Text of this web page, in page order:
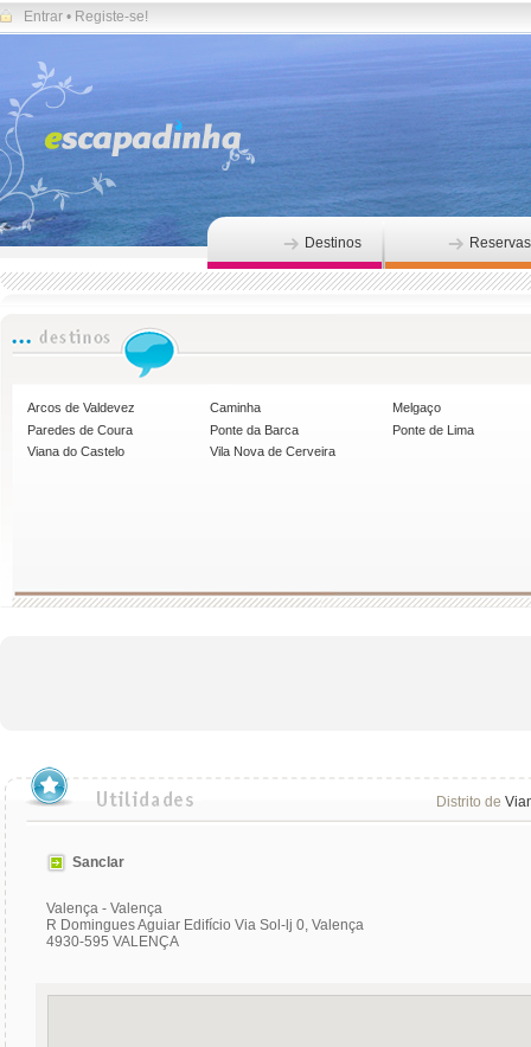
Entrar • Registe-se!
Destinos Reservas
Arcos de Valdevez Caminha
Melgaço
Paredes de Coura
Ponte da Barca
Ponte de Lima
Viana do Castelo
Vila Nova de Cerveira
Distrito de
Sanclar
Valença - Valença
R Domingues Aguiar Edifício Via Sol-lj 0, Valença
4930-595 VALENÇA